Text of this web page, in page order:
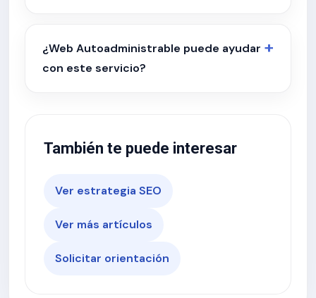
¿Web Autoadministrable puede ayudar
con este servicio?
También te puede interesar
Ver estrategia SEO
Ver más artículos
Solicitar orientación